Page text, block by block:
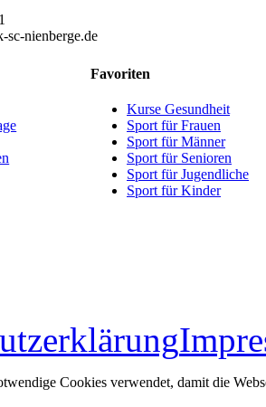
nienberge.de
Favoriten
Kurse Gesundheit
Sport für Frauen
Sport für Männer
Sport für Senioren
Sport für Jugendliche
Sport für Kinder
Cookies verwendet, damit die